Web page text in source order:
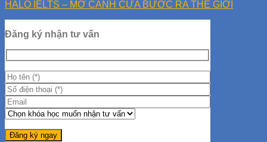
HALO IELTS – MỞ CÁNH CỬA BƯỚC RA THẾ GIỚI
Đăng ký nhận tư vấn